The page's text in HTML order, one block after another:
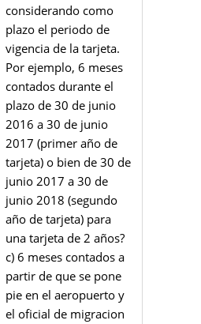
considerando como
plazo el periodo de
vigencia de la tarjeta.
Por ejemplo, 6 meses
contados durante el
plazo de 30 de junio
2016 a 30 de junio
2017 (primer año de
tarjeta) o bien de 30 de
junio 2017 a 30 de
junio 2018 (segundo
año de tarjeta) para
una tarjeta de 2 años?
c) 6 meses contados a
partir de que se pone
pie en el aeropuerto y
el oficial de migracion